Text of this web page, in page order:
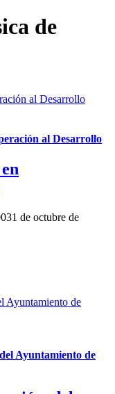
de
al Desarrollo
al Desarrollo
31 de octubre de
Ayuntamiento de
Ayuntamiento de